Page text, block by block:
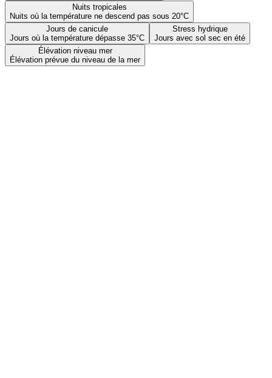
Nuits tropicales
Nuits où la température ne descend pas sous 20°C
Jours de canicule
Jours où la température dépasse 35°C
Stress hydrique
Jours avec sol sec en été
Élévation niveau mer
Élévation prévue du niveau de la mer